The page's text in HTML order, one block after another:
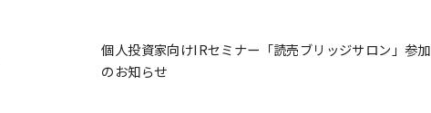
個人投資家向けIRセミナー「読売ブリッジサロン」参加
のお知らせ